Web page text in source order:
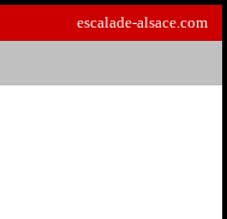
escalade-alsace.com